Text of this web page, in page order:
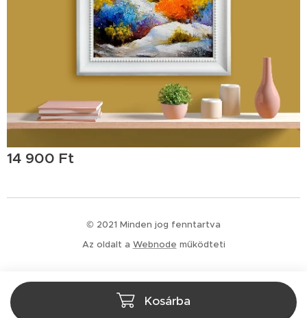
14 900 Ft
Kosárba
© 2021 Minden jog fenntartva
Az oldalt a Webnode működteti